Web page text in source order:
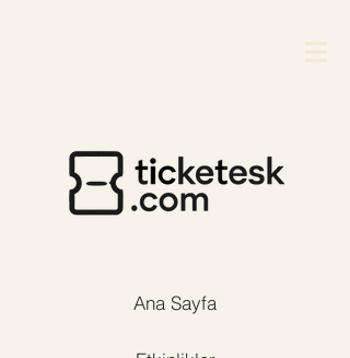
Ana Sayfa